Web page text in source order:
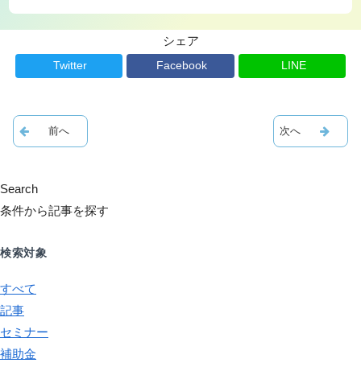
シェア
Twitter Facebook LINE
Search
条件から記事を探す
検索対象
すべて
記事
セミナー
補助金